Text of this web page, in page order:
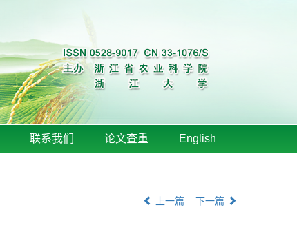
联系我们 论文查重 English
上一篇 下一篇